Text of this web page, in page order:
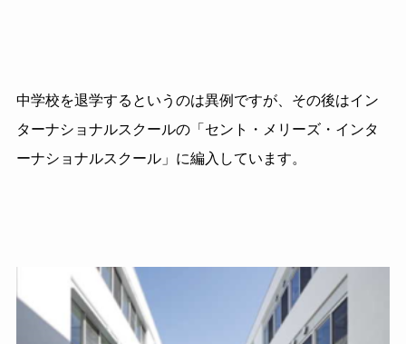
中学校を退学するというのは異例ですが、その後はイン
ターナショナルスクールの「セント・メリーズ・インタ
ーナショナルスクール」に編入しています。